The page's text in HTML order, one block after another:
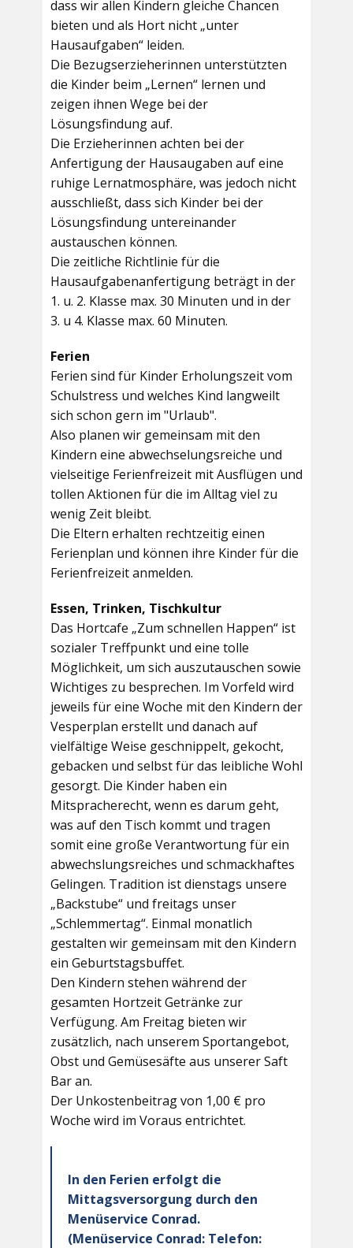
dass wir allen Kindern gleiche Chancen
bieten und als Hort nicht „unter
Hausaufgaben“ leiden.
Die Bezugserzieherinnen unterstützten
die Kinder beim „Lernen“ lernen und
zeigen ihnen Wege bei der
Lösungsfindung auf.
Die Erzieherinnen achten bei der
Anfertigung der Hausaugaben auf eine
ruhige Lernatmosphäre, was jedoch nicht
ausschließt, dass sich Kinder bei der
Lösungsfindung untereinander
austauschen können.
Die zeitliche Richtlinie für die
Hausaufgabenanfertigung beträgt in der
1. u. 2. Klasse max. 30 Minuten und in der
3. u 4. Klasse max. 60 Minuten.
Ferien
Ferien sind für Kinder Erholungszeit vom
Schulstress und welches Kind langweilt
sich schon gern im "Urlaub".
Also planen wir gemeinsam mit den
Kindern eine abwechselungsreiche und
vielseitige Ferienfreizeit mit Ausflügen und
tollen Aktionen für die im Alltag viel zu
wenig Zeit bleibt.
Die Eltern erhalten rechtzeitig einen
Ferienplan und können ihre Kinder für die
Ferienfreizeit anmelden.
Essen, Trinken, Tischkultur
Das Hortcafe „Zum schnellen Happen“ ist
sozialer Treffpunkt und eine tolle
Möglichkeit, um sich auszutauschen sowie
Wichtiges zu besprechen. Im Vorfeld wird
jeweils für eine Woche mit den Kindern der
Vesperplan erstellt und danach auf
vielfältige Weise geschnippelt, gekocht,
gebacken und selbst für das leibliche Wohl
gesorgt. Die Kinder haben ein
Mitspracherecht, wenn es darum geht,
was auf den Tisch kommt und tragen
somit eine große Verantwortung für ein
abwechslungsreiches und schmackhaftes
Gelingen. Tradition ist dienstags unsere
„Backstube“ und freitags unser
„Schlemmertag“. Einmal monatlich
gestalten wir gemeinsam mit den Kindern
ein Geburtstagsbuffet.
Den Kindern stehen während der
gesamten Hortzeit Getränke zur
Verfügung. Am Freitag bieten wir
zusätzlich, nach unserem Sportangebot,
Obst und Gemüsesäfte aus unserer Saft
Bar an.
Der Unkostenbeitrag von 1,00 € pro
Woche wird im Voraus entrichtet.
In den Ferien erfolgt die
Mittagsversorgung durch den
Menüservice Conrad.
(Menüservice Conrad: Telefon: